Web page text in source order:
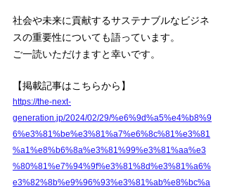
社会や未来に貢献するサステナブルなビジネ
スの重要性についても語っています。
ご一読いただけますと幸いです。
【掲載記事はこちらから】
https://the-next-
generation.jp/2024/02/29/%e6%9d%a5%e4%b8%9
6%e3%81%be%e3%81%a7%e6%8c%81%e3%81
%a1%e8%b6%8a%e3%81%99%e3%81%aa%e3
%80%81%e7%94%9f%e3%81%8d%e3%81%a6%
e3%82%8b%e9%96%93%e3%81%ab%e8%bc%a